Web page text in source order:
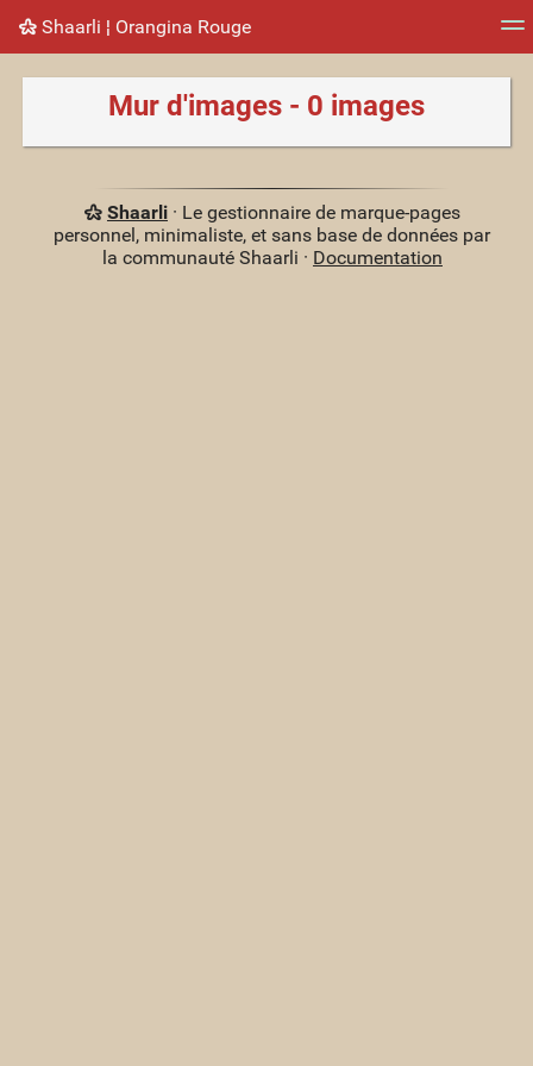
Shaarli ¦ Orangina Rouge
Nuage de tags Mur d'images Quotidien Flux
Mur d'images - 0 images
Shaarli· Le gestionnaire de marque-pages
personnel, minimaliste, et sans base de données par
la communauté Shaarli · Documentation